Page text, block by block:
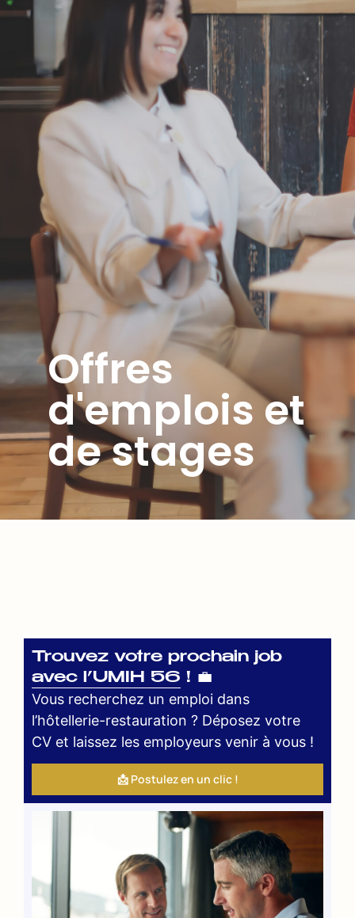
Offres
d'emplois et
de stages
Trouvez votre prochain job
avec l’UMIH 56 ! 💼
Vous recherchez un emploi dans
l’hôtellerie-restauration ? Déposez votre
CV et laissez les employeurs venir à vous !
📩 Postulez en un clic !